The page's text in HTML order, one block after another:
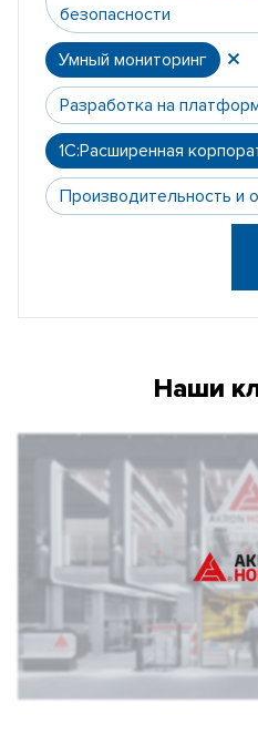
безопасности
Умный мониторинг
Разработка на
1С:Расширенная
Производительность и
Наши